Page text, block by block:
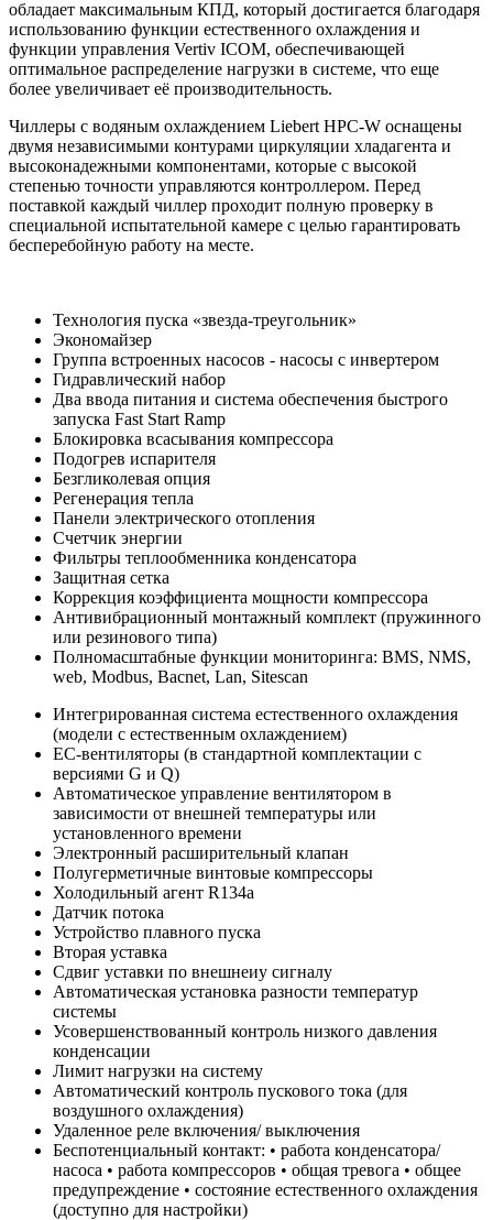
обладает максимальным КПД, который достигается благодаря
использованию функции естественного охлаждения и
функции управления Vertiv ICOM, обеспечивающей
оптимальное распределение нагрузки в системе, что еще
более увеличивает её производительность.
Чиллеры с водяным охлаждением Liebert HPC-W оснащены
двумя независимыми контурами циркуляции хладагента и
высоконадежными компонентами, которые с высокой
степенью точности управляются контроллером. Перед
поставкой каждый чиллер проходит полную проверку в
специальной испытательной камере с целью гарантировать
бесперебойную работу на месте.
Технология пуска «звезда-треугольник»
Экономайзер
Группа встроенных насосов - насосы с инвертером
Гидравлический набор
Два ввода питания и система обеспечения быстрого
запуска Fast Start Ramp
Блокировка всасывания компрессора
Подогрев испарителя
Безгликолевая опция
Регенерация тепла
Панели электрического отопления
Счетчик энергии
Фильтры теплообменника конденсатора
Защитная сетка
Коррекция коэффициента мощности компрессора
Антивибрационный монтажный комплект (пружинного
или резинового типа)
Полномасштабные функции мониторинга: BMS, NMS,
web, Modbus, Bacnet, Lan, Sitescan
Интегрированная система естественного охлаждения
(модели с естественным охлаждением)
EC-вентиляторы (в стандартной комплектации с
версиями G и Q)
Автоматическое управление вентилятором в
зависимости от внешней температуры или
установленного времени
Электронный расширительный клапан
Полугерметичные винтовые компрессоры
Холодильный агент R134a
Датчик потока
Устройство плавного пуска
Вторая уставка
Сдвиг уставки по внешнеиу сигналу
Автоматическая установка разности температур
системы
Усовершенствованный контроль низкого давления
конденсации
Лимит нагрузки на систему
Автоматический контроль пускового тока (для
воздушного охлаждения)
Удаленное реле включения/ выключения
Беспотенциальный контакт: • работа конденсатора/
насоса • работа компрессоров • общая тревога • общее
предупреждение • состояние естественного охлаждения
(доступно для настройки)